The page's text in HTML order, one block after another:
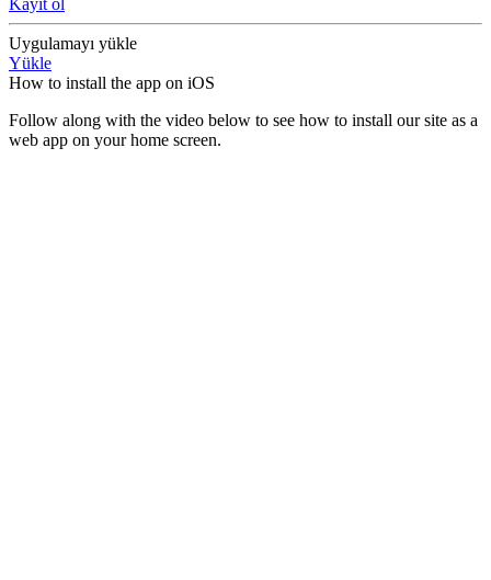
Kayıt ol
Uygulamayı yükle
Yükle
How to install the app on iOS
Follow along with the video below to see how to install our site as a
web app on your home screen.